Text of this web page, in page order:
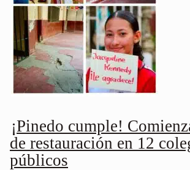
¡Pinedo cumple!
de restauración en 12
públicos